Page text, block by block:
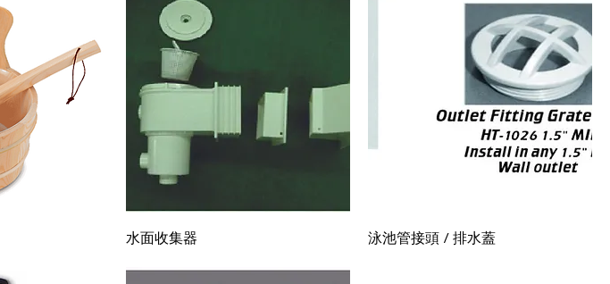
水面收集器 快速瀏覽
泳池管接頭 / 排水蓋